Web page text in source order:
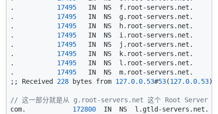
. 17495
   IN  NS  f.root-servers.net.
. 17495
   IN  NS  g.root-servers.net.
. 17495
   IN  NS  h.root-servers.net.
. 17495
   IN  NS  i.root-servers.net.
. 17495
   IN  NS  j.root-servers.net.
. 17495
   IN  NS  k.root-servers.net.
. 17495
   IN  NS  l.root-servers.net.
. 17495
   IN  NS  m.root-servers.net.
;; Received 228 bytes from 127.0.0.53#53(127.0.0.53)
// 这一部分就是从 g.root-servers.net 这个 Root Server 获
com. 172800
  IN  NS  l.gtld-servers.net.